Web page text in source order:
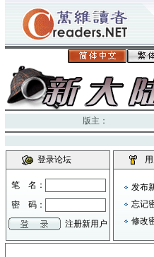
版主：
登录论坛
笔 名：
密 码：
注册新用户
发布
忘记
修改